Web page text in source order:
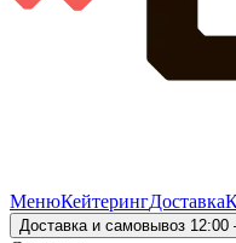
МенюКейтерингДоставка
Доставка и самовывоз 12:00